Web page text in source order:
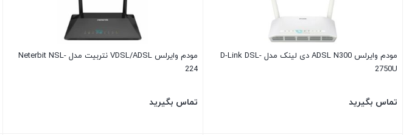
مودم وایرلس ADSL N300 دی لینک مدل D-Link DSL-
2750U
تماس بگیرید
مودم وایرلس VDSL/ADSL نتربیت مدل Neterbit NSL-
224
تماس بگیرید